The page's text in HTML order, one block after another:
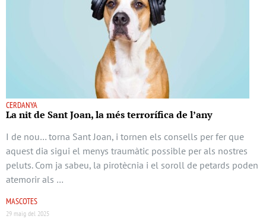
CERDANYA
La nit de Sant Joan, la més terrorífica de l’any
I de nou… torna Sant Joan, i tornen els consells per fer que
aquest dia sigui el menys traumàtic possible per als nostres
peluts. Com ja sabeu, la pirotècnia i el soroll de petards poden
atemorir als …
MASCOTES
29 maig del 2025